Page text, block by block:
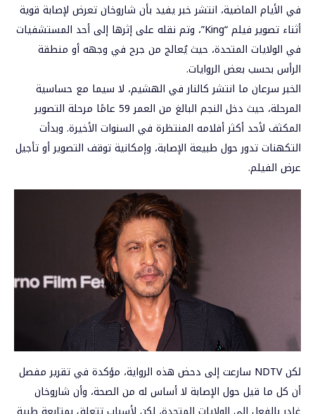
في الأيام الماضية، انتشر خبر يفيد بأن شاروخان تعرض لإصابة قوية
أثناء تصوير فيلم “King”، وتم نقله على إثرها إلى أحد المستشفيات
في الولايات المتحدة، حيث يُعالج من جرح في وجهه أو منطقة
الرأس بحسب بعض الروايات.
الخبر سرعان ما انتشر كالنار في الهشيم، لا سيما مع حساسية
المرحلة، حيث دخل النجم البالغ من العمر 59 عامًا مرحلة التصوير
المكثف لأحد أكثر أفلامه المنتظرة في السنوات الأخيرة. وبدأت
التكهنات تدور حول طبيعة الإصابة، وإمكانية توقف التصوير أو تأجيل
عرض الفيلم.
لكن NDTV سارعت إلى دحض هذه الرواية، مؤكدة في تقرير مفصل
أن كل ما قيل حول الإصابة لا أساس له من الصحة، وأن شاروخان